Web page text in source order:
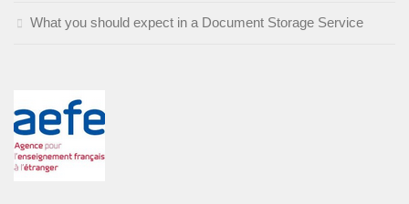
What you should expect in a Document Storage Service